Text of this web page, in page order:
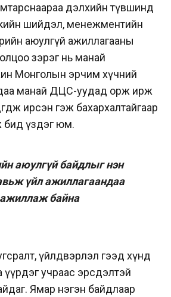
дэлхийн түвшинд
шийдэл, менежментийн
аюулгүй ажиллагааны
зэрэг нь манай
Монголын эрчим хүчний
манай ДЦС-уудад орж ирж
ирсэн гэж бахархалтайгаар
бид үздэг юм.
аюулгүй байдлыг нэн
үйл ажиллагаандаа
байна
үйлдвэрлэл гээд хүнд
учраас эрсдэлтэй
Ямар нэгэн байдлаар